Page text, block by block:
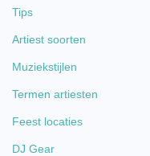
Tips
Artiest soorten
Muziekstijlen
Termen artiesten
Feest locaties
DJ Gear